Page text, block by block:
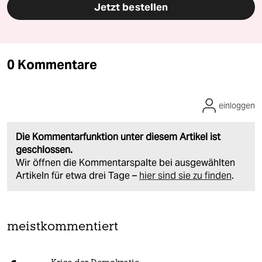
Jetzt bestellen
0 Kommentare
Die Kommentarfunktion unter diesem Artikel ist
geschlossen.
Wir öffnen die Kommentarspalte bei ausgewählten
Artikeln für etwa drei Tage – hier sind sie zu finden.
einloggen
meistkommentiert